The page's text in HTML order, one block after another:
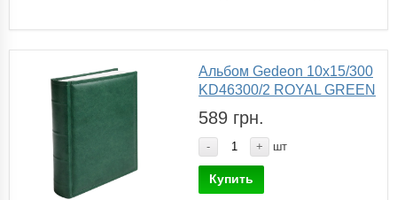
Альбом Gedeon 10х15/300
KD46300/2 ROYAL GREEN
589 грн.
- + шт
Купить